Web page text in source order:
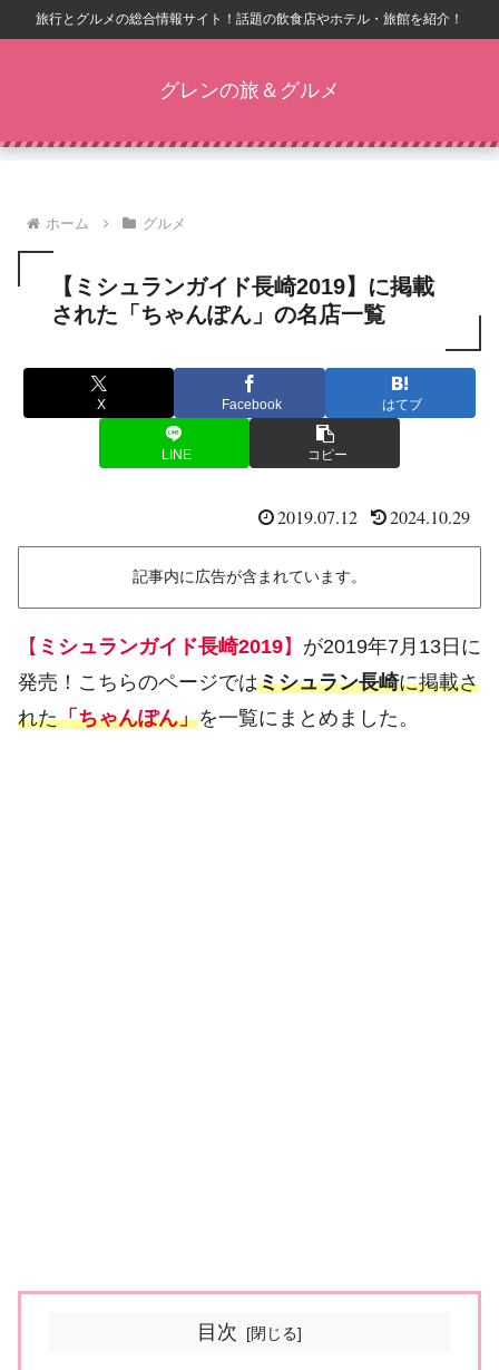
旅行とグルメの総合情報サイト！話題の飲食店やホテル・旅館を紹介！
グレンの旅＆グルメ
ホーム グルメ
【ミシュランガイド長崎2019】に掲載
された「ちゃんぽん」の名店一覧
X Facebook はてブ
LINE コピー
2019.07.12 2024.10.29
記事内に広告が含まれています。
【 ミシュランガイド長崎2019】 が2019年7月13日に
発売！こちらのページではミシュラン長崎に掲載さ
れた「ちゃんぽん」を一覧にまとめました。
目次